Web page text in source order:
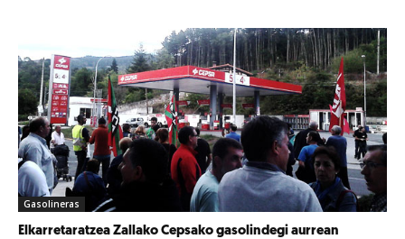
Gasolineras
Elkarretaratzea Zallako Cepsako gasolindegi aurrean